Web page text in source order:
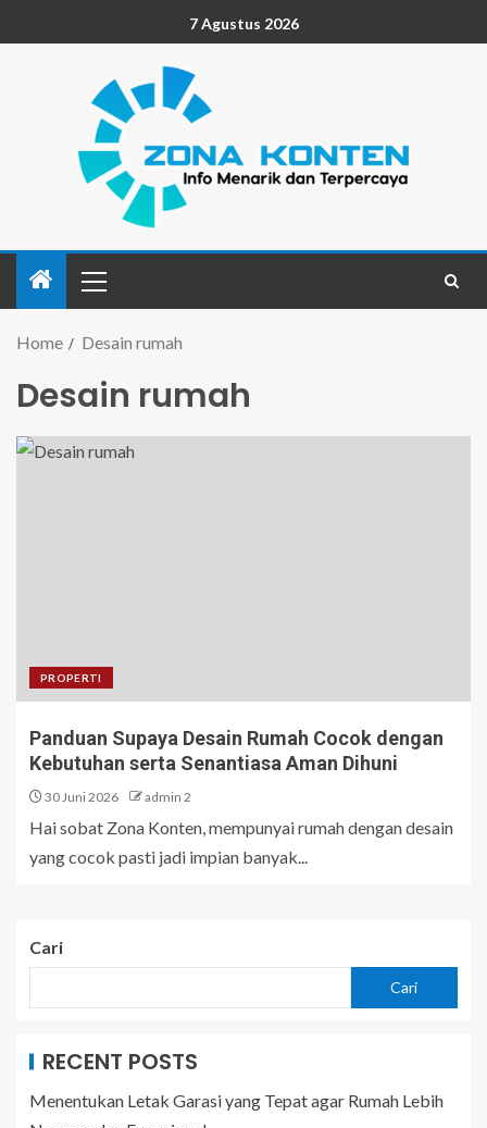
7 Agustus 2026
Home Desain rumah
Desain rumah
PROPERTI
Panduan Supaya Desain Rumah Cocok dengan
Kebutuhan serta Senantiasa Aman Dihuni
30 Juni 2026 admin 2
Hai sobat Zona Konten, mempunyai rumah dengan desain
yang cocok pasti jadi impian banyak...
Cari
Cari
RECENT POSTS
Menentukan Letak Garasi yang Tepat agar Rumah Lebih